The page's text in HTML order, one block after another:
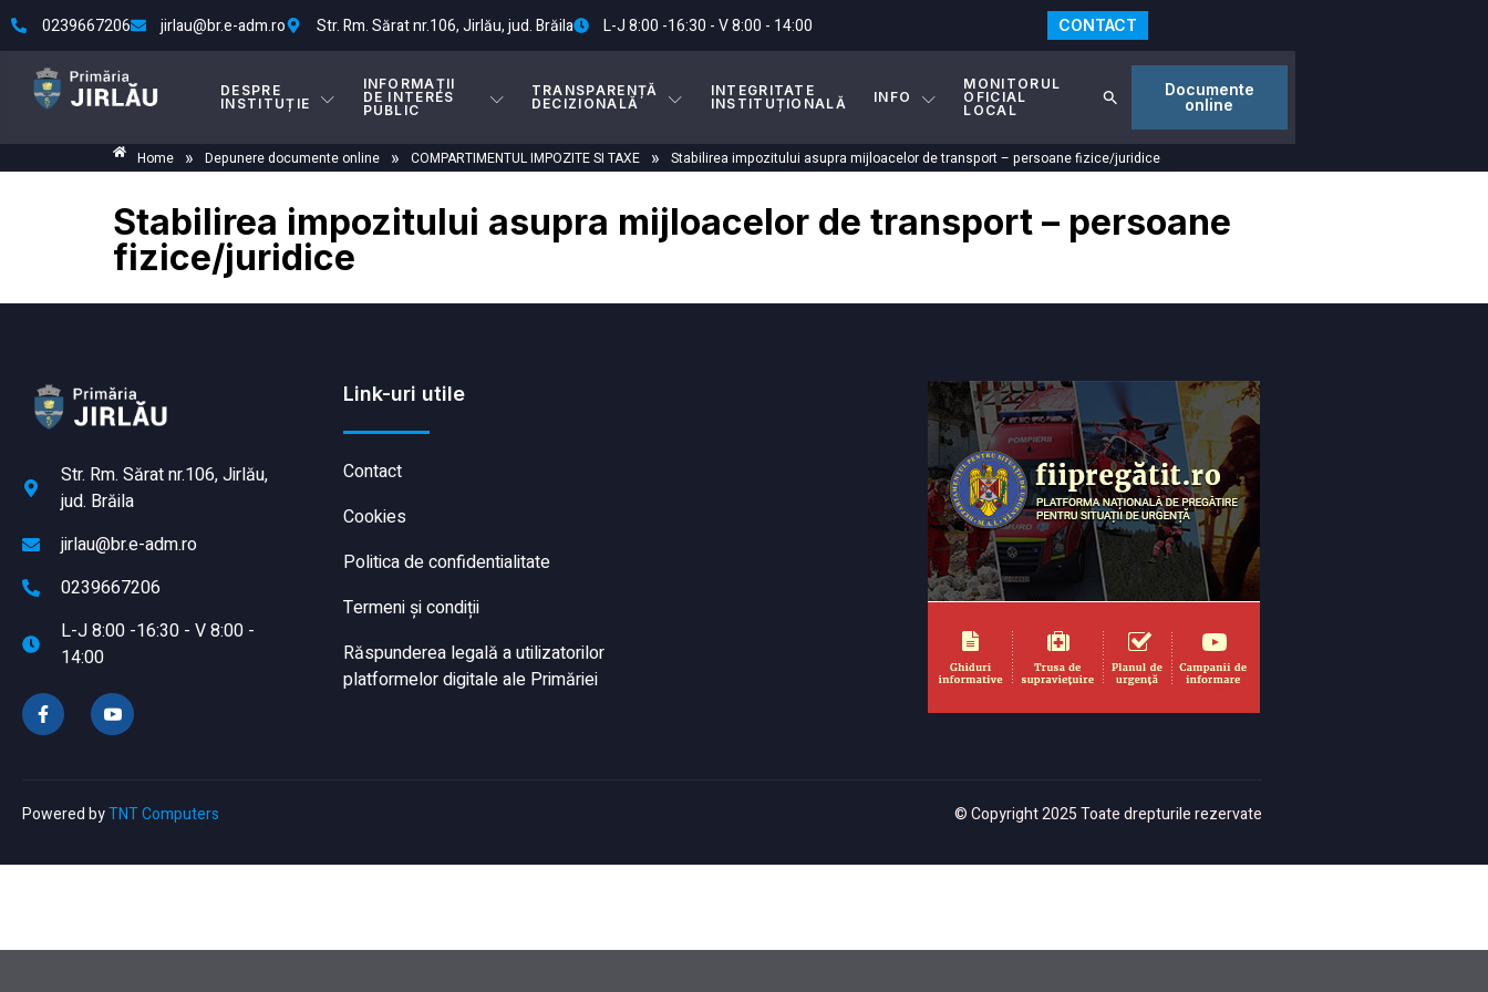
0239667206 jirlau@br.e-adm.ro Str. Rm. Sărat nr.106, Jirlău, jud. Brăila L-J 8:00 -16:30 - V 8:00 - 14:00 CONTACT
DESPRE
INSTITUȚIE
INFORMAȚII
DE INTERES
PUBLIC
TRANSPARENȚĂ
DECIZIONALĂ
INTEGRITATE
INSTITUȚIONALĂ
INFO
MONITORUL
OFICIAL
LOCAL
Documente
online
Home » Depunere documente online » COMPARTIMENTUL IMPOZITE SI TAXE » Stabilirea impozitului asupra mijloacelor de transport – persoane fizice/juridice
Stabilirea impozitului asupra mijloacelor de transport – persoane
fizice/juridice
Str. Rm. Sărat nr.106, Jirlău,
jud. Brăila
jirlau@br.e-adm.ro
0239667206
L-J 8:00 -16:30 - V 8:00 -
14:00
Link-uri utile
Contact
Cookies
Politica de confidentialitate
Termeni și condiții
Răspunderea legală a utilizatorilor
platformelor digitale ale Primăriei
Powered byTNT Computers © Copyright 2025 Toate drepturile rezervate